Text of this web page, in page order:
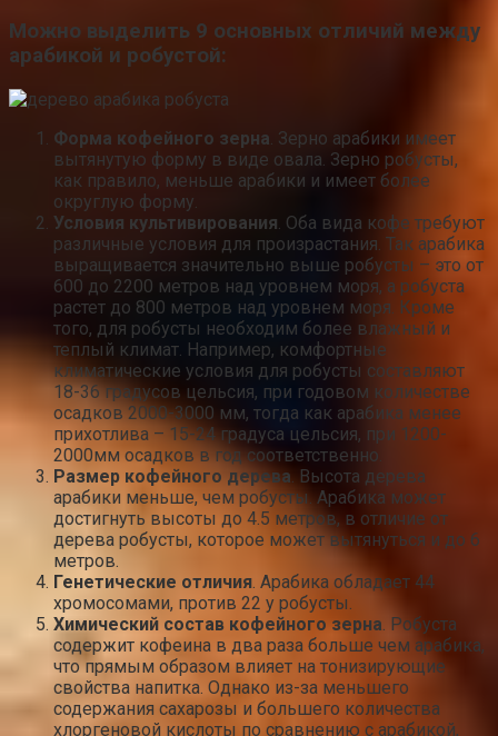
Можно выделить 9 основных отличий между
арабикой и робустой:
Форма кофейного зерна. Зерно арабики имеет
вытянутую форму в виде овала. Зерно робусты,
как правило, меньше арабики и имеет более
округлую форму.
Условия культивирования. Оба вида кофе требуют
различные условия для произрастания. Так арабика
выращивается значительно выше робусты – это от
600 до 2200 метров над уровнем моря, а робуста
растет до 800 метров над уровнем моря. Кроме
того, для робусты необходим более влажный и
теплый климат. Например, комфортные
климатические условия для робусты составляют
18-36 градусов цельсия, при годовом количестве
осадков 2000-3000 мм, тогда как арабика менее
прихотлива – 15-24 градуса цельсия, при 1200-
2000мм осадков в год соответственно.
Размер кофейного дерева. Высота дерева
арабики меньше, чем робусты. Арабика может
достигнуть высоты до 4.5 метров, в отличие от
дерева робусты, которое может вытянуться и до 6
метров.
Генетические отличия. Арабика обладает 44
хромосомами, против 22 у робусты.
Химический состав кофейного зерна. Робуста
содержит кофеина в два раза больше чем арабика,
что прямым образом влияет на тонизирующие
свойства напитка. Однако из-за меньшего
содержания сахарозы и большего количества
хлоргеновой кислоты по сравнению с арабикой,